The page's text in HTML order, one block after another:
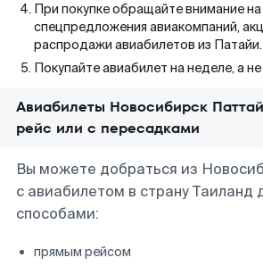
При покупке обращайте внимание
спецпредложения авиакомпаний,
распродажи авиабилетов из Патайи.
Покупайте авиабилет на неделе, а
Авиабилеты Новосибирск
рейс или с пересадками
Вы можете добраться из
с авиабилетом в страну Таиланд
способами:
прямым рейсом